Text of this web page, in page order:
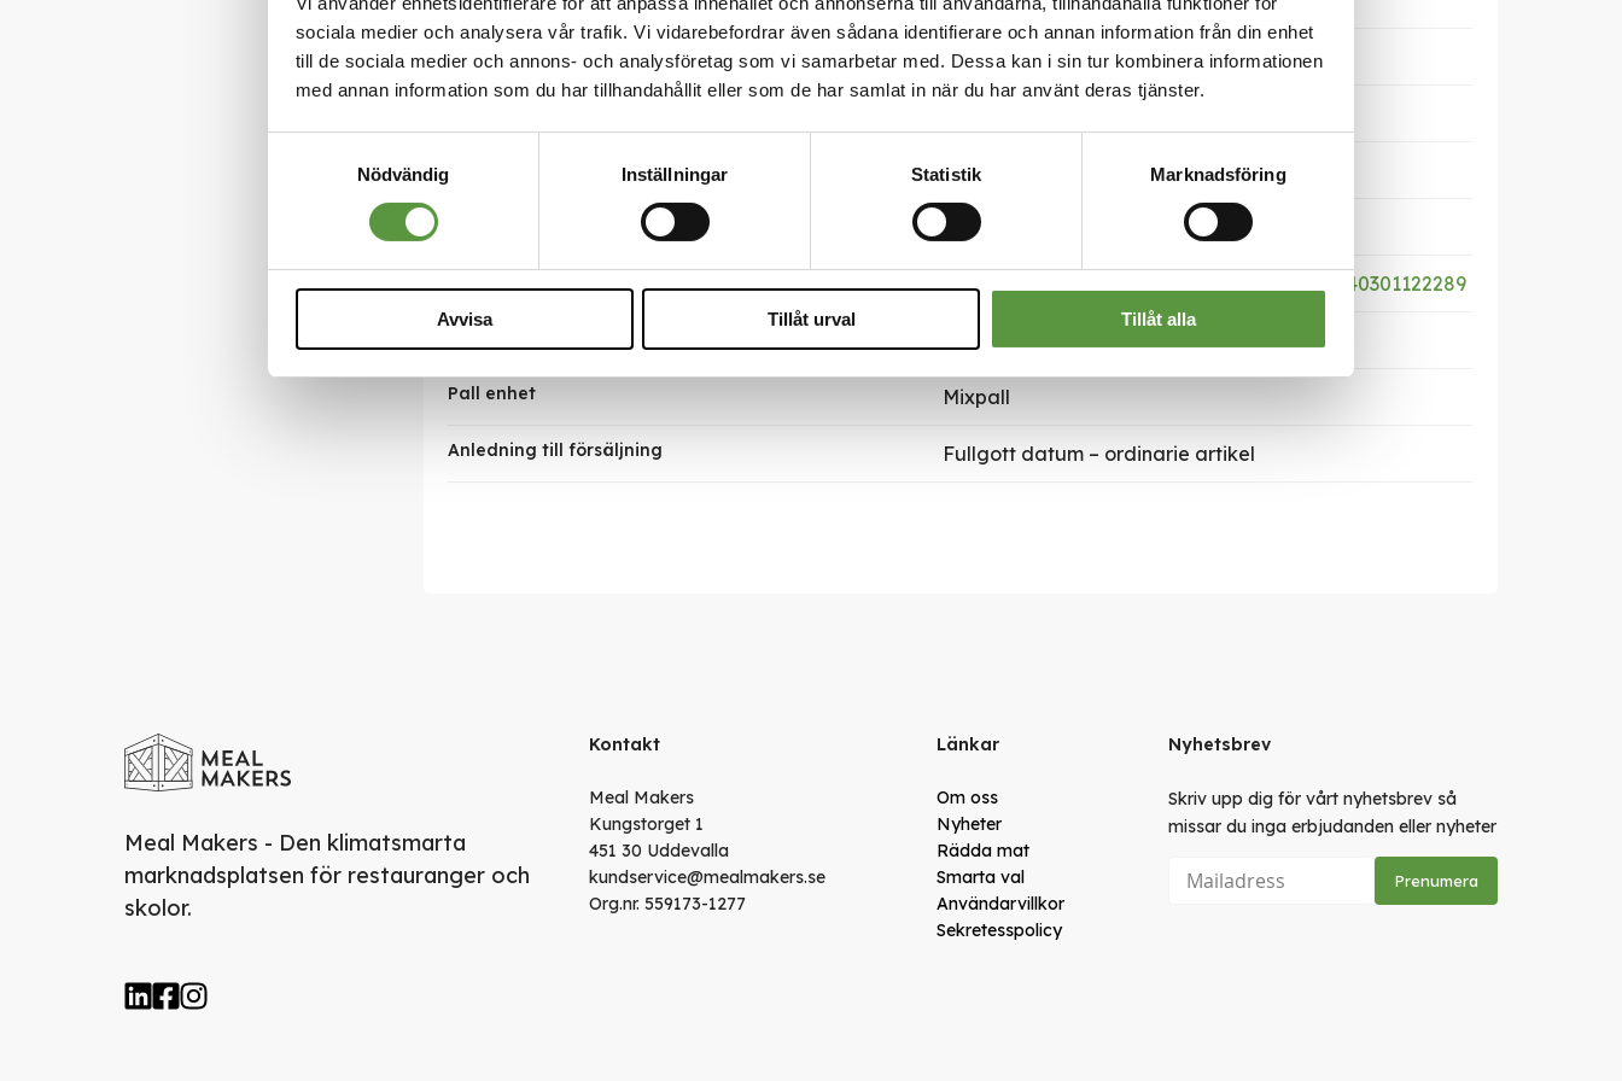
sociala medier och analysera vår trafik. Vi vidarebefordrar även sådana identifierare och annan information från din enhet
till de sociala medier och annons- och analysföretag som vi samarbetar med. Dessa kan i sin tur kombinera informationen
med annan information som du har tillhandahållit eller som de har samlat in när du har använt deras tjänster.
Nödvändig
Inställningar Statistik Marknadsföring
Avvisa Tillåt urval Tillåt alla
Produkten kan levereras till Hela Sverige
Nettovikt per försäljningsenhet 4x2250g
ROYAL GREENLAND
https://www.dabas.com/productsheet/05740301122289
fullgott
Pall enhet Mixpall
Anledning till försäljning Fullgott datum – ordinarie artikel
Nyhetsbrev
Skriv upp dig för vårt nyhetsbrev så
missar du inga erbjudanden eller nyheter
Länkar
Om oss
Nyheter
Rädda mat
Smarta val
Användarvillkor
Sekretesspolicy
Kontakt
Meal Makers
Kungstorget 1
451 30 Uddevalla
kundservice@mealmakers.se
Org.nr. 559173-1277
Meal Makers - Den klimatsmarta
marknadsplatsen för restauranger och
skolor.